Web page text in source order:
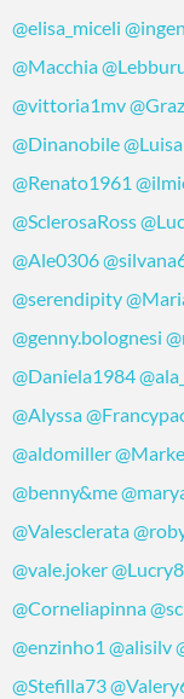
@elisa_miceli
@Macchia
@vittoria1mv
@Dinanobile
@Renato1961
@SclerosaRoss
@Ale0306
@serendipity
@genny.bolognesi
@Daniela1984
@Alyssa
@aldomiller
@benny&me
@Valesclerata
@vale.joker
@Corneliapinna
@enzinho1 @alisilv
@Stefilla73